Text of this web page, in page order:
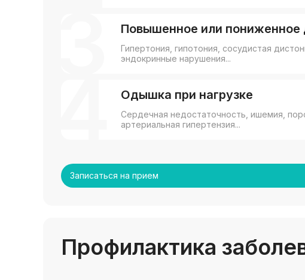
Профилактика
Сердечная недостаточность, ишемия,
артериальная гипертензия...
Одышка при нагрузке
Гипертония, гипотония, сосудистая
эндокринные нарушения...
Повышенное или пониженное
Записаться на прием